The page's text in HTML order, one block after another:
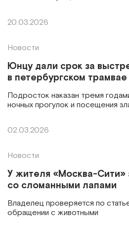
20.03.2026
Новости
Юнцу дали срок за
в петербургском трамвае
Подросток наказан тремя
ночных прогулок и посещения
02.03.2026
Новости
У жителя «Москва-Сити»
со сломанными лапами
Владелец проверяется по
обращении с животными